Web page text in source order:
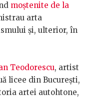
moștenite de la
arta
și, ulterior, în
Teodorescu, artist
licee din București,
artei autohtone,